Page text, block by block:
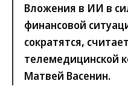
Вложения в ИИ в
финансовой
сократятся,
телемедицинской
Матвей Васенин.